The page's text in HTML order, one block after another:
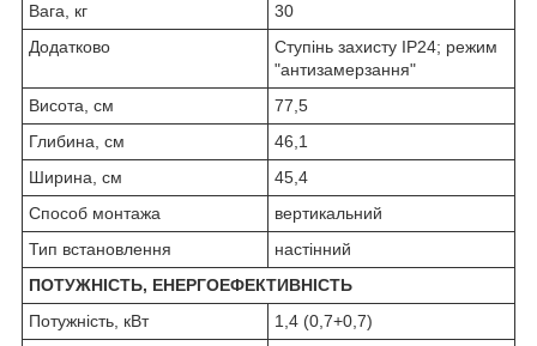
Вага, кг
30
Додатково
Ступінь захисту IP24; режим
"антизамерзання"
Висота, см
77,5
Глибина, см
46,1
Ширина, см
45,4
Способ монтажа
вертикальний
Тип встановлення
настінний
ПОТУЖНІСТЬ, ЕНЕРГОЕФЕКТИВНІСТЬ
Потужність, кВт
1,4 (0,7+0,7)